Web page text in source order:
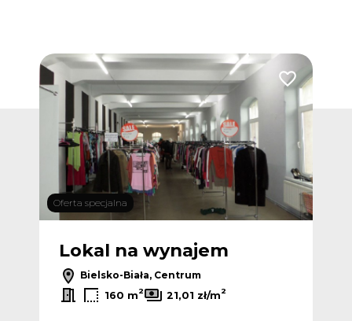
Dodaj do ulubionych
Oferta specjalna
Dodaj do
Lokal na wynajem
Bielsko-Biała, Centrum
160 m2 21,01 zł/m2